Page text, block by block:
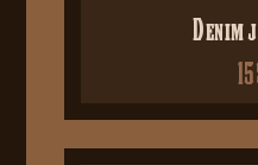
Denim